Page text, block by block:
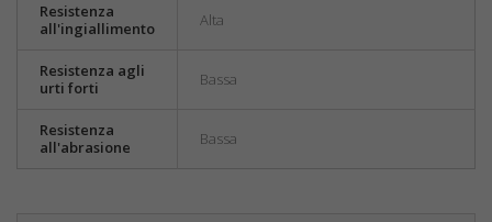
Resistenza
all'ingiallimento
Alta
Resistenza agli
urti forti
Bassa
Resistenza
all'abrasione
Bassa